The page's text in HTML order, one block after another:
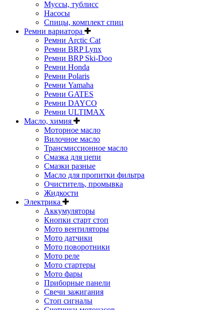
Муссы, тублисс
Насосы
Спицы, комплект спиц
Ремни вариатора
Ремни Arctic Cat
Ремни BRP Lynx
Ремни BRP Ski-Doo
Ремни Honda
Ремни Polaris
Ремни Yamaha
Ремни GATES
Ремни DAYCO
Ремни ULTIMAX
Масло, химия
Моторное масло
Вилочное масло
Трансмиссионное масло
Смазка для цепи
Смазки разные
Масло для пропитки фильтра
Очиститель, промывка
Жидкости
Электрика
Аккумуляторы
Кнопки старт стоп
Мото вентиляторы
Мото датчики
Мото поворотники
Мото реле
Мото стартеры
Мото фары
Приборные панели
Свечи зажигания
Стоп сигналы